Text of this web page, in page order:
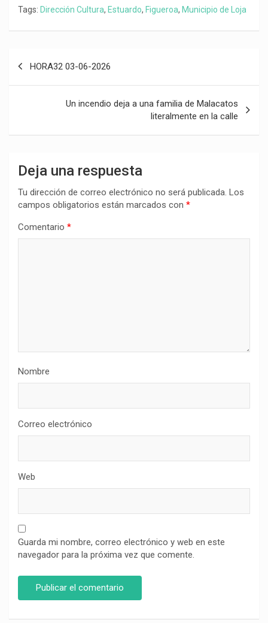
Tags: Dirección Cultura, Estuardo, Figueroa, Municipio de Loja
HORA32 03-06-2026
Un incendio deja a una familia de Malacatos
literalmente en la calle
Deja una respuesta
Tu dirección de correo electrónico no será publicada. Los
campos obligatorios están marcados con *
Comentario *
Nombre
Correo electrónico
Web
Guarda mi nombre, correo electrónico y web en este
navegador para la próxima vez que comente.